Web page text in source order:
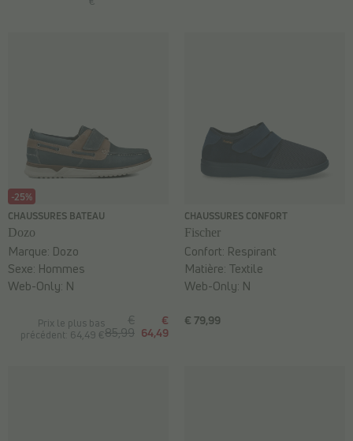
-25%
CHAUSSURES BATEAU
Dozo
Prix le plus bas
précédent: 64,49 €
€
85,99
€
64,49
Marque: Dozo
Sexe: Hommes
Web-Only: N
CHAUSSURES CONFORT
Fischer
€ 79,99
Confort: Respirant
Matière: Textile
Web-Only: N